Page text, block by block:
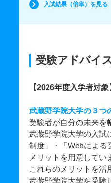
入試結果（倍率）を見る
受験アドバイス
【2026年度入学者対象
武蔵野学院大学の３つ
受験者が自分の未来を
武蔵野学院大学の入試
制度」・「Webによる
メリットを用意してい
これらのメリットを活
武蔵野学院大学を受験